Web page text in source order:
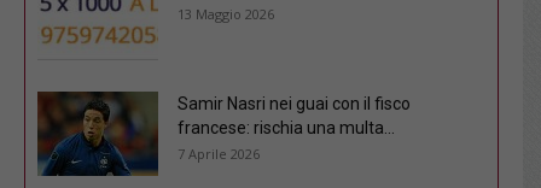
13 Maggio 2026
Samir Nasri nei guai con il fisco
francese: rischia una multa...
7 Aprile 2026